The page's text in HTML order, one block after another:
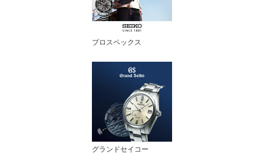
プロスペックス
グランドセイコー